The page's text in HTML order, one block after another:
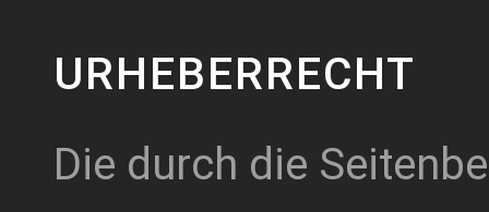
URHEBERRECHT
Die durch die